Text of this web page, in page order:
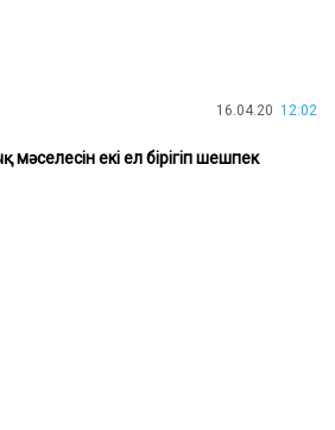
16.04.20 12:02
екі ел бірігіп шешпек